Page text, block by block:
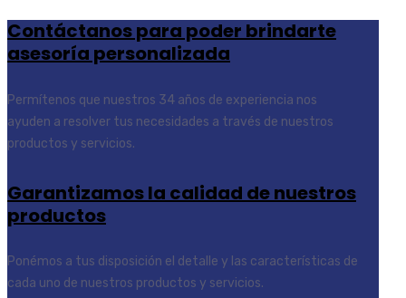
Contáctanos para poder brindarte
asesoría personalizada
Permítenos que nuestros 34 años de experiencia nos
ayuden a resolver tus necesidades a través de nuestros
productos y servicios.
Garantizamos la calidad de nuestros
productos
Ponémos a tus disposición el detalle y las características de
cada uno de nuestros productos y servicios.